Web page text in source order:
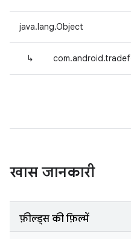
java.lang.Object
↳
खास जानकारी
फ़ील्ड्स की फ़िल्में